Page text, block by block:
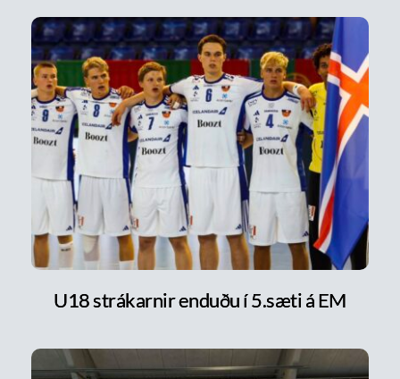
U18 strákarnir enduðu í 5.sæti á EM